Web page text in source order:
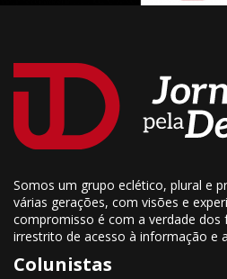
Somos um grupo eclético, plural e
várias gerações, com visões e
compromisso é com a verdade
irrestrito de acesso à informação e
Colunistas